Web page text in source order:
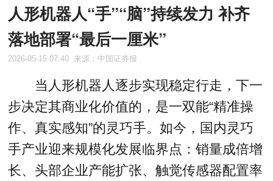
人形机器人“手”“脑”持续发力 补齐
落地部署“最后一厘米”
2026-05-15 07:40 来源：中国证券报
当人形机器人逐步实现稳定行走，下一
步决定其商业化价值的，是一双能“精准操
作、真实感知”的灵巧手。如今，国内灵巧
手产业迎来规模化发展临界点：销量成倍增
长、头部企业产能扩张、触觉传感器配置率